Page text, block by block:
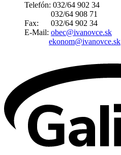
Telefón: 032/64 902 34
032/64 908 71
Fax: 032/64 902 34
E-Mail: obec@ivanovce.sk
ekonom@ivanovce.sk